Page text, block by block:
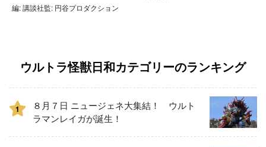
編: 講談社監: 円谷プロダクション
ウルトラ怪獣日和カテゴリーのランキング
1
８月７日 ニュージェネ大集結！ ウルト
ラマンレイガが誕生！